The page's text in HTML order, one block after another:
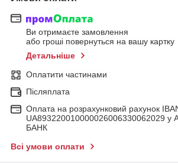
Ви отримаєте замовлення
або гроші повернуться на вашу картку
Детальніше
Оплатити частинами
Післяплата
Оплата на розрахунковий рахунок
UA893220010000026006330062029 у
БАНК
Всі умови оплати